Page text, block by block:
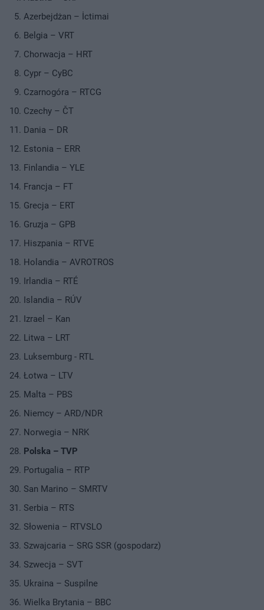
Azerbejdżan – İctimai
Belgia – VRT
Chorwacja – HRT
Cypr – CyBC
Czarnogóra – RTCG
Czechy – ČT
Dania – DR
Estonia – ERR
Finlandia – YLE
Francja – FT
Grecja – ERT
Gruzja – GPB
Hiszpania – RTVE
Holandia – AVROTROS
Irlandia – RTÉ
Islandia – RÚV
Izrael – Kan
Litwa – LRT
Luksemburg - RTL
Łotwa – LTV
Malta – PBS
Niemcy – ARD/NDR
Norwegia – NRK
Polska – TVP
Portugalia – RTP
San Marino – SMRTV
Serbia – RTS
Słowenia – RTVSLO
Szwajcaria – SRG SSR (gospodarz)
Szwecja – SVT
Ukraina – Suspilne
Wielka Brytania – BBC